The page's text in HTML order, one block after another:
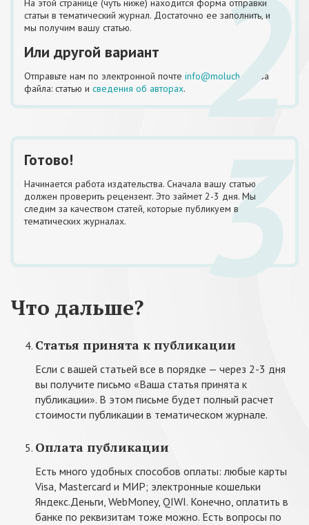
2
На этой странице (чуть ниже) находится форма отправки
статьи в тематический журнал. Достаточно ее заполнить, и
мы получим вашу статью.
Или другой вариант
Отправьте нам по электронной почте info@moluch.ru
два
файла: статью и сведения об авторах.
3
Готово!
Начинается работа издательства. Сначала вашу статью
должен проверить рецензент. Это займет 2-3 дня. Мы
следим за качеством статей, которые публикуем в
тематических журналах.
Что дальше?
Статья принята к публикации
Если с вашей статьей все в порядке — через 2-3 дня
вы получите письмо «Ваша статья принята к
публикации». В этом письме будет полный расчет
стоимости публикации в тематическом журнале.
Оплата публикации
Есть много удобных способов оплаты: любые карты
Visa, Mastercard и МИР; электронные кошельки
Яндекс.Деньги, WebMoney, QIWI. Конечно, оплатить в
банке по реквизитам тоже можно. Есть вопросы по